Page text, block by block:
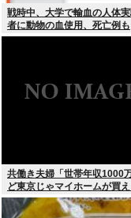
戦時中、大学で輸血の人体
者に動物の血使用、死亡例も
共働き夫婦「世帯年収1000
ど東京じゃマイホームが買
ん 」